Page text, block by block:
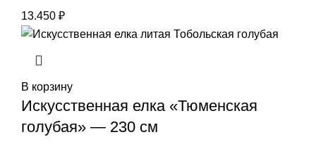
13.450 ₽
В корзину
Искусственная елка «Тюменская
голубая» — 230 см